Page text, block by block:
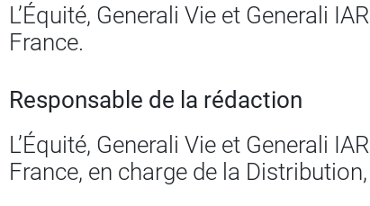
L’Équité, Generali Vie et Generali
France.
Responsable de la rédaction
L’Équité, Generali Vie et Generali
France, en charge de la